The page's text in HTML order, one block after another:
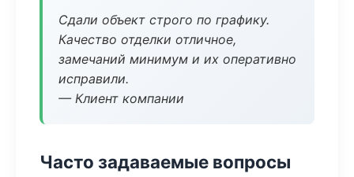
Сдали объект строго по графику.
Качество отделки отличное,
замечаний минимум и их оперативно
исправили.
— Клиент компании
Часто задаваемые вопросы